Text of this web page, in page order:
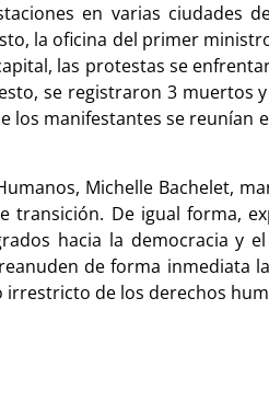
en varias ciudades
la oficina del primer
las protestas se
se registraron 3 muertos
los manifestantes se reunían
Michelle Bachelet,
De igual forma,
hacia la democracia y
de forma inmediata
de los derechos